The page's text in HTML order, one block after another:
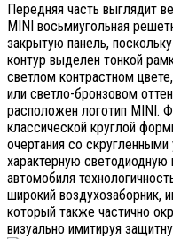
Передняя часть выглядит
MINI восьмиугольная
закрытую панель,
контур выделен тонкой
светлом контрастном
или светло-бронзовом
расположен логотип MINI.
классической круглой
очертания со
характерную светодиодную
автомобиля
широкий воздухозаборник,
который также частично
визуально имитируя